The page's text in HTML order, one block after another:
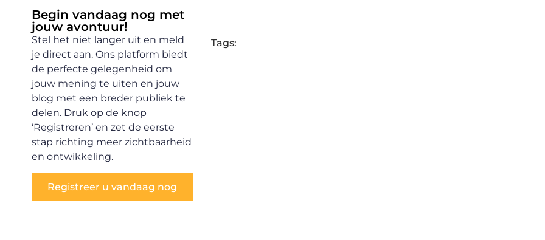
Begin vandaag nog met
jouw avontuur!
Stel het niet langer uit en meld
je direct aan. Ons platform biedt
de perfecte gelegenheid om
jouw mening te uiten en jouw
blog met een breder publiek te
delen. Druk op de knop
‘Registreren’ en zet de eerste
stap richting meer zichtbaarheid
en ontwikkeling.
Registreer u vandaag nog
Tags: